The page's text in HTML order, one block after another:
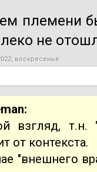
племени
не
воскресенье
взгляд, т.н.
от контекста.
"внешнего